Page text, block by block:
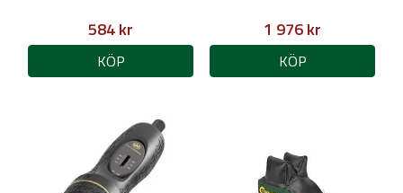
584 kr
KÖP
1 976 kr
KÖP